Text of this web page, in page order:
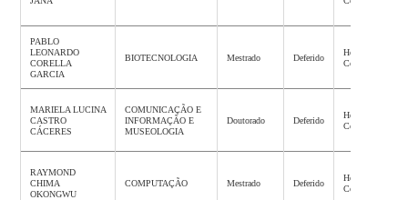
PABLO
LEONARDO
CORELLA
GARCIA
BIOTECNOLOGIA Mestrado Deferido
Homologação
Concluída
MARIELA LUCINA
CASTRO
CÁCERES
COMUNICAÇÃO E
INFORMAÇÃO E
MUSEOLOGIA
Doutorado Deferido
Homologação
Concluída
RAYMOND
CHIMA
OKONGWU
COMPUTAÇÃO Mestrado Deferido
Homologação
Concluída